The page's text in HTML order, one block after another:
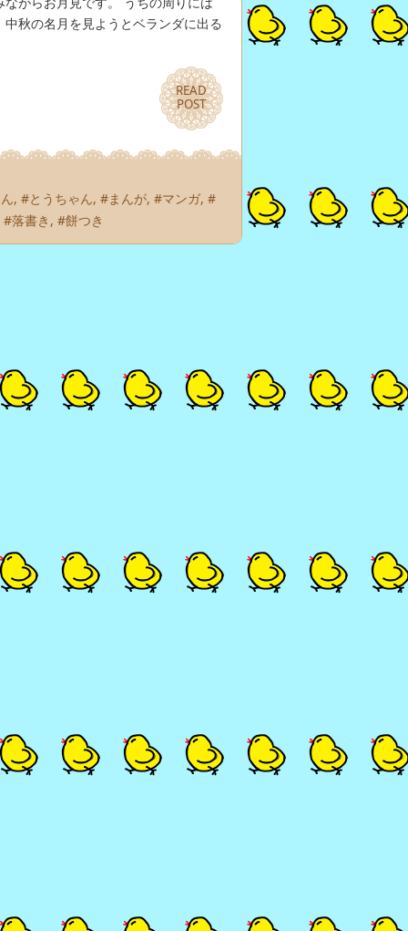
秋の名月を見ようとベランダに出る
READ
POST
READ
POST
,#とうちゃん,#まんが,#マンガ,#
#落書き , #餅つき